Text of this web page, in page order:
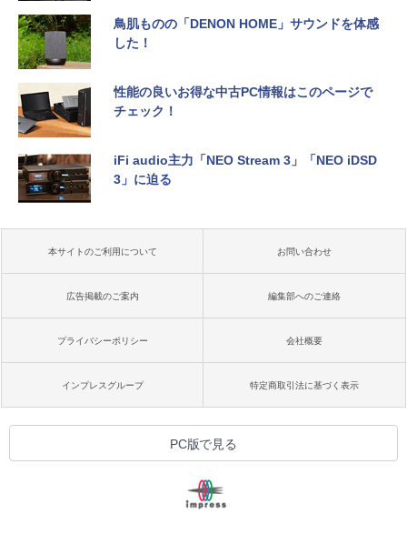
鳥肌ものの「DENON HOME」サウンドを体感
した！
性能の良いお得な中古PC情報はこのページで
チェック！
iFi audio主力「NEO Stream 3」「NEO iDSD
3」に迫る
本サイトのご利用について お問い合わせ
広告掲載のご案内 編集部へのご連絡
プライバシーポリシー 会社概要
インプレスグループ 特定商取引法に基づく表示
PC版で見る